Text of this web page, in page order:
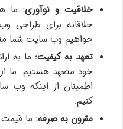
خلاقیت و نوآوری: ما
خلاقانه برای
خواهیم وب سایت شما
تعهد به کیفیت: ما به
خود متعهد هستیم. ما از
اطمینان از اینکه وب
کنیم.
مقرون به صرفه: ما